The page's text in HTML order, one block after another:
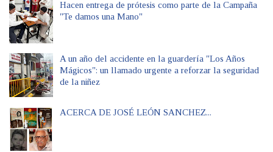
Hacen entrega de prótesis como parte de la Campaña
"Te damos una Mano"
A un año del accidente en la guardería "Los Años
Mágicos": un llamado urgente a reforzar la seguridad
de la niñez
ACERCA DE JOSÉ LEÓN SANCHEZ...